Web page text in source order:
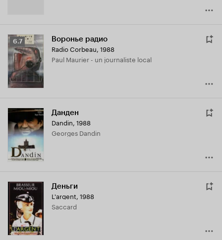
Рейтинг
Кинопоиска
6.7
6.7 Воронье радио
Radio Corbeau, 1988
Paul Maurier - un journaliste local
Данден
Dandin, 1988
Georges Dandin
Деньги
L'argent, 1988
Saccard